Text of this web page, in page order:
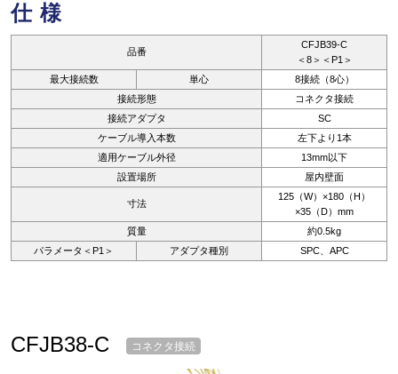
仕様
品番
CFJB39-C
＜8＞＜P1＞
最大接続数
単心
8接続（8心）
接続形態
コネクタ接続
接続アダプタ
SC
ケーブル導入本数
左下より1本
適用ケーブル外径
13mm以下
設置場所
屋内壁面
寸法
125（W）×180（H）
×35（D）mm
質量
約0.5kg
パラメータ＜P1＞
アダプタ種別 SPC、APC
CFJB38-C コネクタ接続